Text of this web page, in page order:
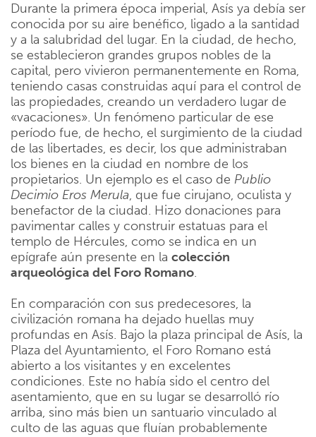
Durante la primera época imperial, Asís ya debía ser
conocida por su aire benéfico, ligado a la santidad
y a la salubridad del lugar. En la ciudad, de hecho,
se establecieron grandes grupos nobles de la
capital, pero vivieron permanentemente en Roma,
teniendo casas construidas aquí para el control de
las propiedades, creando un verdadero lugar de
«vacaciones». Un fenómeno particular de ese
período fue, de hecho, el surgimiento de la ciudad
de las libertades, es decir, los que administraban
los bienes en la ciudad en nombre de los
propietarios. Un ejemplo es el caso de Publio
Decimio Eros Merula, que fue cirujano, oculista y
benefactor de la ciudad. Hizo donaciones para
pavimentar calles y construir estatuas para el
templo de Hércules, como se indica en un
epígrafe aún presente en la colección
arqueológica del Foro Romano.
En comparación con sus predecesores, la
civilización romana ha dejado huellas muy
profundas en Asís. Bajo la plaza principal de Asís, la
Plaza del Ayuntamiento, el Foro Romano está
abierto a los visitantes y en excelentes
condiciones. Este no había sido el centro del
asentamiento, que en su lugar se desarrolló río
arriba, sino más bien un santuario vinculado al
culto de las aguas que fluían probablemente